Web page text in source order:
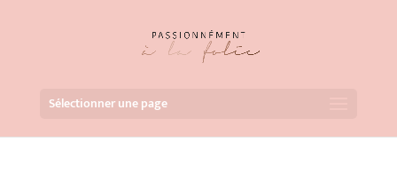
Sélectionner une page